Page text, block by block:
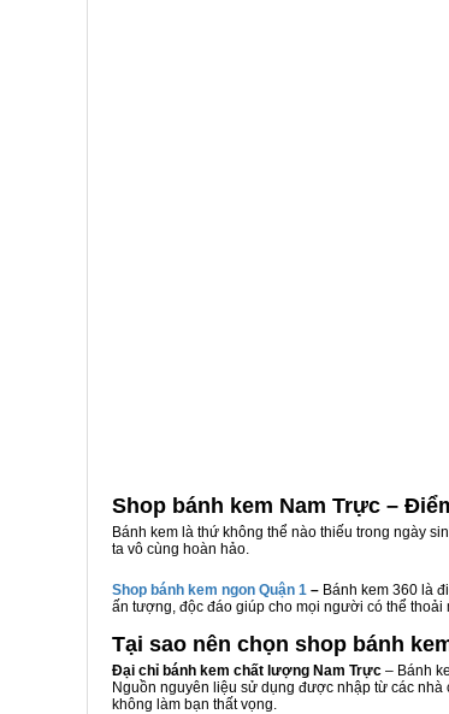
Shop bánh kem Nam Trực –
Bánh kem là thứ không thể nào thiếu trong ngày
ta vô cùng hoàn hảo.
Shop bánh kem ngon Quận 1 – Bánh kem 360 là
ấn tượng, độc đáo giúp cho mọi người có thể
Tại sao nên chọn shop bánh
Đại chỉ bánh kem chất lượng Nam Trực – Bánh
Nguồn nguyên liệu sử dụng được nhập từ các
không làm bạn thất vọng.